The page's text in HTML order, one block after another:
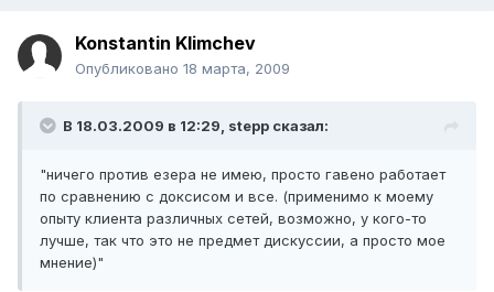
Konstantin Klimchev
Опубликовано 18 марта, 2009
В 18.03.2009 в 12:29, stepp сказал:
"ничего против езера не имею, просто гавено работает
по сравнению с доксисом и все. (применимо к моему
опыту клиента различных сетей, возможно, у кого-то
лучше, так что это не предмет дискуссии, а просто мое
мнение)"